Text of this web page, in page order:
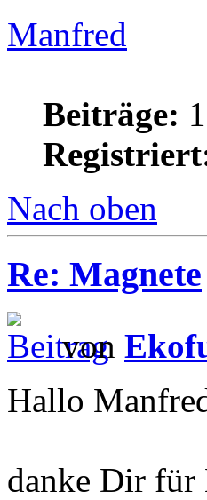
Manfred
Beiträge:
Nach oben
Re: Magnete
von
Hallo
danke Dir für